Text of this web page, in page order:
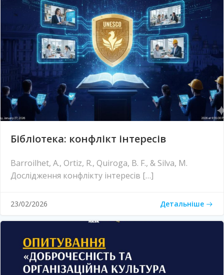
Бібліотека: конфлікт інтересів
Barroilhet, A., Ortiz, R., Quiroga, B. F., & Silva, M.
Дослідження конфлікту інтересів […]
23/02/2026 Детальніше